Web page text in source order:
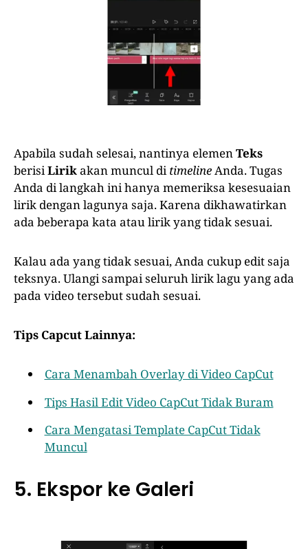
Apabila sudah selesai, nantinya elemenTeks
berisiLirikakan muncul ditimelineAnda. Tugas
Anda di langkah ini hanya memeriksa kesesuaian
lirik dengan lagunya saja. Karena dikhawatirkan
ada beberapa kata atau lirik yang tidak sesuai.
Kalau ada yang tidak sesuai, Anda cukup edit saja
teksnya. Ulangi sampai seluruh lirik lagu yang ada
pada video tersebut sudah sesuai.
Tips Capcut Lainnya:
Cara Menambah Overlay di Video CapCut
Tips Hasil Edit Video CapCut Tidak Buram
Cara Mengatasi Template CapCut Tidak
Muncul
5. Ekspor ke Galeri